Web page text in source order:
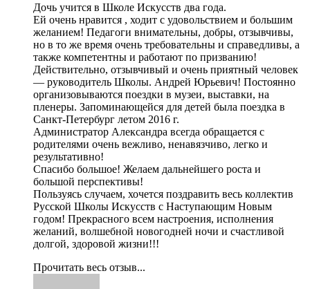
Дочь учится в Школе Искусств два года.
Ей очень нравится , ходит с удовольствием и большим
желанием! Педагоги внимательны, добры, отзывчивы,
но в то же время очень требовательны и справедливы, а
также компетентны и работают по призванию!
Действительно, отзывчивый и очень приятный человек
— руководитель Школы. Андрей Юрьевич! Постоянно
организовываются поездки в музеи, выставки, на
пленеры. Запоминающейся для детей была поездка в
Санкт-Петербург летом 2016 г.
Администратор Александра всегда обращается с
родителями очень вежливо, ненавязчиво, легко и
результативно!
Спасибо большое! Желаем дальнейшего роста и
большой перспективы!
Пользуясь случаем, хочется поздравить весь коллектив
Русской Школы Искусств с Наступающим Новым
годом! Прекрасного всем настроения, исполнения
желаний, волшебной новогодней ночи и счастливой
долгой, здоровой жизни!!!
Прочитать весь отзыв...